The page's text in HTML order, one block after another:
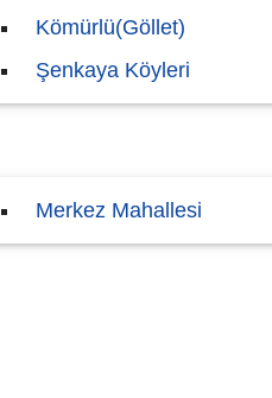
Kömürlü(Göllet)
Şenkaya Köyleri
Merkez Mahallesi